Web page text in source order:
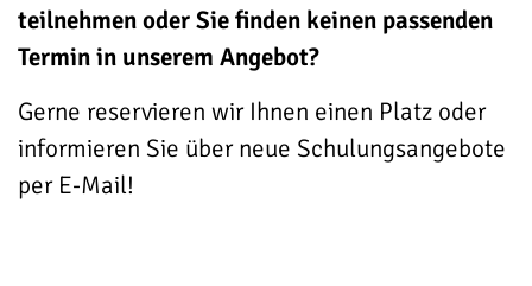
teilnehmen oder Sie finden keinen passenden
Termin in unserem Angebot?
Gerne reservieren wir Ihnen einen Platz oder
informieren Sie über neue Schulungsangebote
per E-Mail!